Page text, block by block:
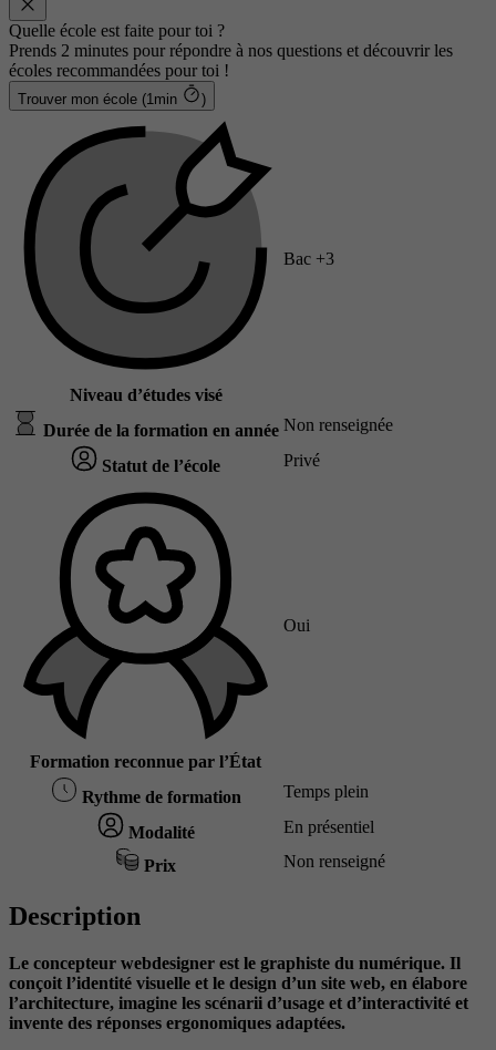
Quelle école est faite pour toi ?
Prends 2 minutes pour répondre à nos questions et découvrir les
écoles recommandées pour toi !
Trouver mon école (1min )
Niveau d’études visé
Bac +3
Durée de la formation en année Non renseignée
Statut de l’école Privé
Formation reconnue par l’État
Oui
Rythme de formation Temps plein
Modalité En présentiel
Prix Non renseigné
Description
Le concepteur webdesigner est le graphiste du numérique. Il
conçoit l’identité visuelle et le design d’un site web, en élabore
l’architecture, imagine les scénarii d’usage et d’interactivité et
invente des réponses ergonomiques adaptées.